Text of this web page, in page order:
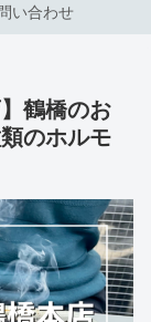
い合わせ
鶴橋のお
のホルモ